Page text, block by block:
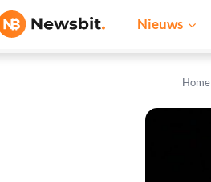
Nieuws
Home